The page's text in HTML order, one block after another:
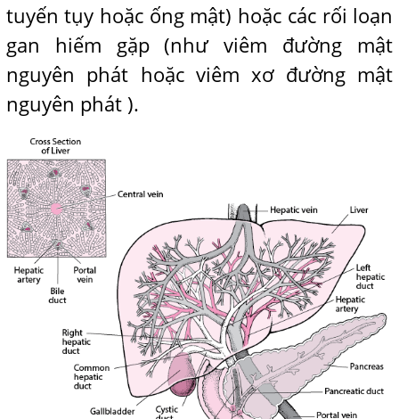
tuyến tụy hoặc ống mật) hoặc các rối loạn
gan hiếm gặp (như viêm đường mật
nguyên phát hoặc viêm xơ đường mật
nguyên phát ).